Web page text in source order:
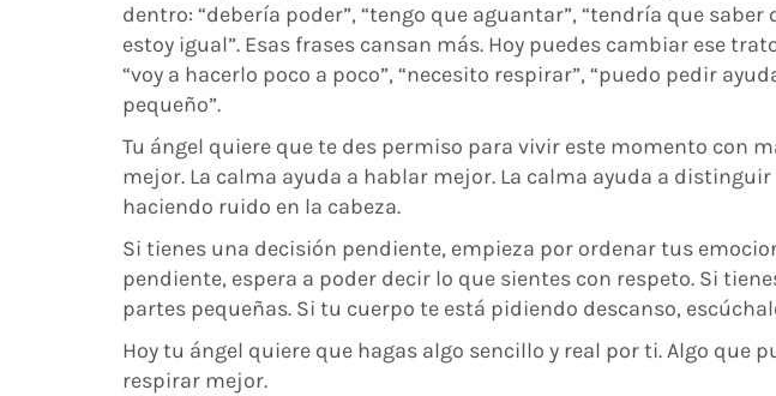
dentro: “debería poder”, “tengo que aguantar”, “tendría que saber
estoy igual”. Esas frases cansan más. Hoy puedes cambiar ese
“voy a hacerlo poco a poco”, “necesito respirar”, “puedo pedir
pequeño”.
Tu ángel quiere que te des permiso para vivir este momento con
mejor. La calma ayuda a hablar mejor. La calma ayuda a
haciendo ruido en la cabeza.
Si tienes una decisión pendiente, empieza por ordenar tus
pendiente, espera a poder decir lo que sientes con respeto. Si
partes pequeñas. Si tu cuerpo te está pidiendo descanso,
Hoy tu ángel quiere que hagas algo sencillo y real por ti. Algo que
respirar mejor.